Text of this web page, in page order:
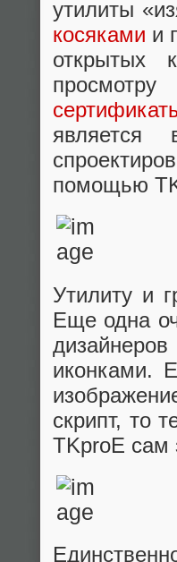
утилиты
косяками и
открытых
помощью
Утилиту и
Еще одна
иконками.
скрипт, то
TKproE сам